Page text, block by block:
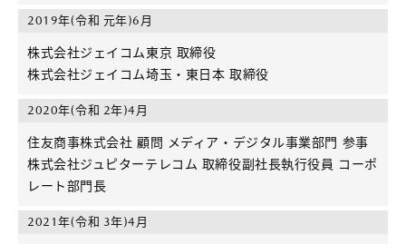
2019年(令和 元年)6月
株式会社ジェイコム東京 取締役
株式会社ジェイコム埼玉・東日本 取締役
2020年(令和 2年)4月
住友商事株式会社 顧問 メディア・デジタル事業部門 参事
株式会社ジュピターテレコム 取締役副社長執行役員 コーポ
レート部門長
2021年(令和 3年)4月